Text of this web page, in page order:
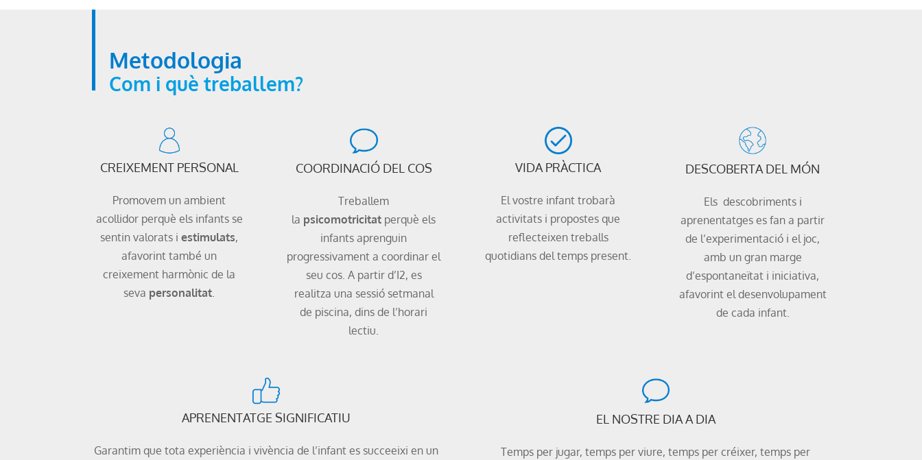
Metodologia
Com i què treballem?
CREIXEMENT PERSONAL
Promovem un ambient
acollidor perquè els infants se
sentin valorats i estimulats,
afavorint també un
creixement harmònic de la
seva personalitat.
COORDINACIÓ DEL COS
Treballem
la psicomotricitat perquè els
infants aprenguin
progressivament a coordinar el
seu cos. A partir d’I2, es
realitza una sessió setmanal
de piscina, dins de l’horari
lectiu.
VIDA PRÀCTICA
El vostre infant trobarà
activitats i propostes que
reflecteixen treballs
quotidians del temps present.
DESCOBERTA DEL MÓN
Els descobriments i
aprenentatges es fan a partir
de l’experimentació i el joc,
amb un gran marge
d’espontaneïtat i iniciativa,
afavorint el desenvolupament
de cada infant.
APRENENTATGE SIGNIFICATIU
Garantim que tota experiència i vivència de l’infant es succeeixi en un
EL NOSTRE DIA A DIA
Temps per jugar, temps per viure, temps per créixer, temps per